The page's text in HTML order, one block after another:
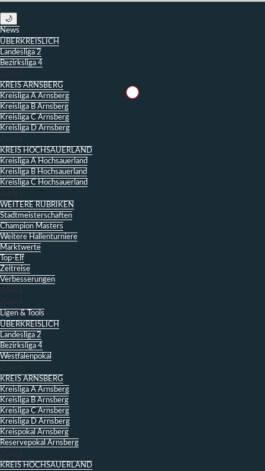
🌙
News
ÜBERKREISLICH
Landesliga 2
Bezirksliga 4
Zurück
KREIS ARNSBERG
Kreisliga A Arnsberg
Kreisliga B Arnsberg
Kreisliga C Arnsberg
Kreisliga D Arnsberg
Zurück
KREIS HOCHSAUERLAND
Kreisliga A Hochsauerland
Kreisliga B Hochsauerland
Kreisliga C Hochsauerland
Zurück
WEITERE RUBRIKEN
Stadtmeisterschaften
Champion Masters
Weitere Hallenturniere
Marktwerte
Top-Elf
Zeitreise
Verbesserungen
Zurück
Zurück
Ligen & Tools
ÜBERKREISLICH
Landesliga 2
Bezirksliga 4
Westfalenpokal
Zurück
KREIS ARNSBERG
Kreisliga A Arnsberg
Kreisliga B Arnsberg
Kreisliga C Arnsberg
Kreisliga D Arnsberg
Kreispokal Arnsberg
Reservepokal Arnsberg
Zurück
KREIS HOCHSAUERLAND